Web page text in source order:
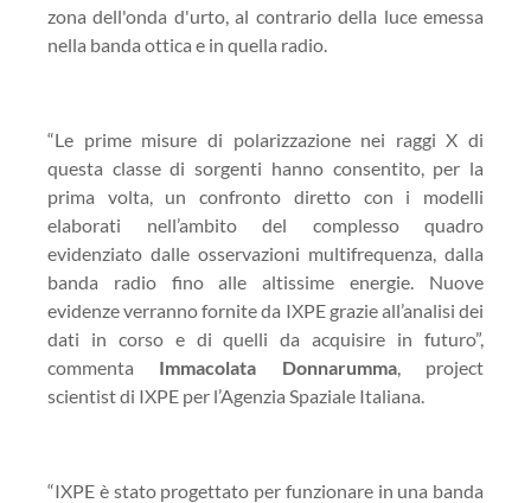
zona dell'onda d'urto, al contrario della luce emessa
nella banda ottica e in quella radio.
“Le prime misure di polarizzazione nei raggi X di
questa classe di sorgenti hanno consentito, per la
prima volta, un confronto diretto con i modelli
elaborati nell’ambito del complesso quadro
evidenziato dalle osservazioni multifrequenza, dalla
banda radio fino alle altissime energie. Nuove
evidenze verranno fornite da IXPE grazie all’analisi dei
dati in corso e di quelli da acquisire in futuro”,
commenta Immacolata Donnarumma, project
scientist di IXPE per l’Agenzia Spaziale Italiana.
“IXPE è stato progettato per funzionare in una banda